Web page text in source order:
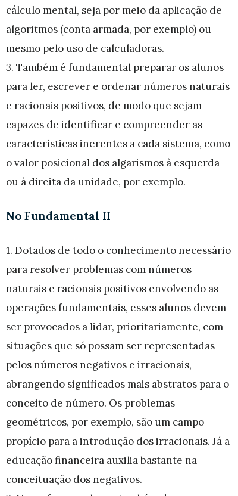
cálculo mental, seja por meio da aplicação de
algoritmos (conta armada, por exemplo) ou
mesmo pelo uso de calculadoras.
3. Também é fundamental preparar os alunos
para ler, escrever e ordenar números naturais
e racionais positivos, de modo que sejam
capazes de identificar e compreender as
características inerentes a cada sistema, como
o valor posicional dos algarismos à esquerda
ou à direita da unidade, por exemplo.
No Fundamental II
1. Dotados de todo o conhecimento necessário
para resolver problemas com números
naturais e racionais positivos envolvendo as
operações fundamentais, esses alunos devem
ser provocados a lidar, prioritariamente, com
situações que só possam ser representadas
pelos números negativos e irracionais,
abrangendo significados mais abstratos para o
conceito de número. Os problemas
geométricos, por exemplo, são um campo
propício para a introdução dos irracionais. Já a
educação financeira auxilia bastante na
conceituação dos negativos.